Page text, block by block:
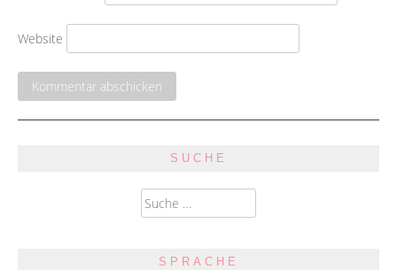
Website
SUCHE
Suche
nach:
SPRACHE